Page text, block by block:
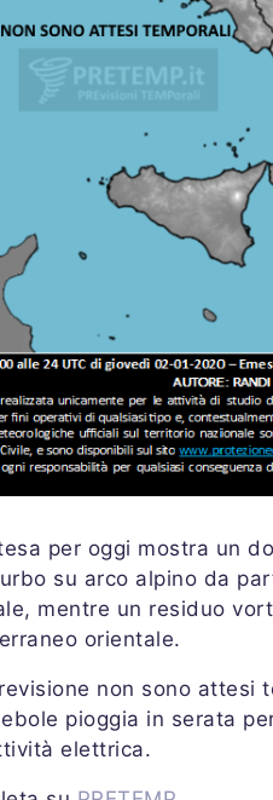
per oggi mostra un
su arco alpino da
mentre un residuo
orientale.
non sono attesi
pioggia in serata
elettrica.